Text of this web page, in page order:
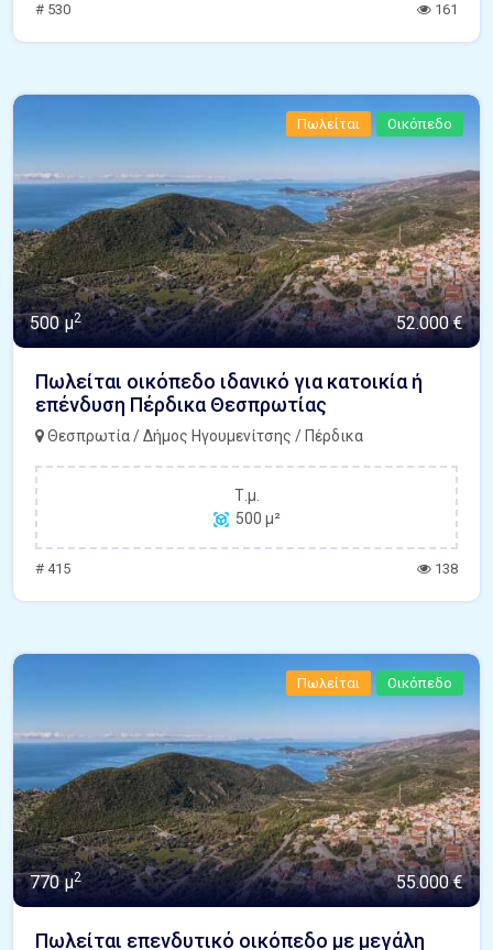
# 530 161
Πωλείται Οικόπεδο
500 μ2 52.000 €
Πωλείται οικόπεδο ιδανικό για κατοικία ή
επένδυση Πέρδικα Θεσπρωτίας
Θεσπρωτία / Δήμος Ηγουμενίτσης / Πέρδικα
Τ.μ.
500 μ²
# 415 138
Πωλείται Οικόπεδο
770 μ2 55.000 €
Πωλείται επενδυτικό οικόπεδο με μεγάλη